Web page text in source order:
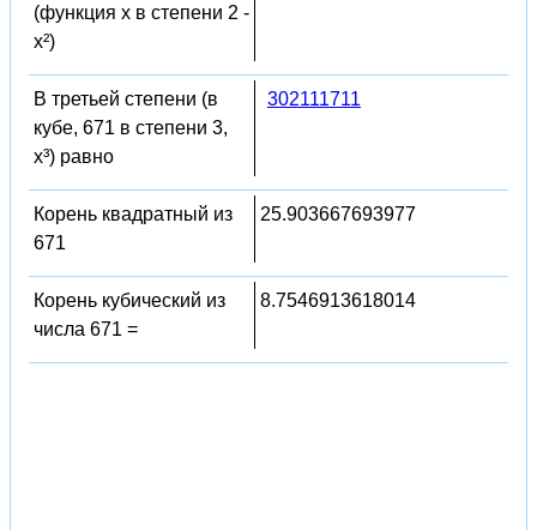
(функция x в степени 2 -
x²)
В третьей степени (в
кубе, 671 в степени 3,
x³) равно
302111711
Корень квадратный из
671
25.903667693977
Корень кубический из
числа 671 =
8.7546913618014